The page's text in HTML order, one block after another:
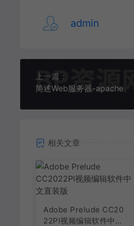
admin
上一篇：
简述Web服务器-apache
相关文章
Adobe Prelude CC20
22Pl视频编辑软件中文